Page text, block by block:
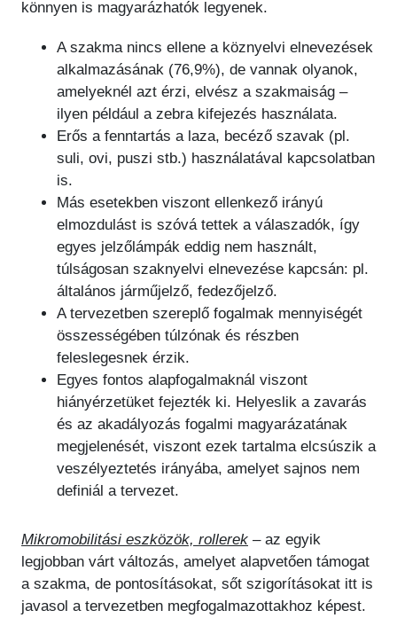
könnyen is magyarázhatók legyenek.
A szakma nincs ellene a köznyelvi elnevezések
alkalmazásának (76,9%), de vannak olyanok,
amelyeknél azt érzi, elvész a szakmaiság –
ilyen például a zebra kifejezés használata.
Erős a fenntartás a laza, becéző szavak (pl.
suli, ovi, puszi stb.) használatával kapcsolatban
is.
Más esetekben viszont ellenkező irányú
elmozdulást is szóvá tettek a válaszadók, így
egyes jelzőlámpák eddig nem használt,
túlságosan szaknyelvi elnevezése kapcsán: pl.
általános járműjelző, fedezőjelző.
A tervezetben szereplő fogalmak mennyiségét
összességében túlzónak és részben
feleslegesnek érzik.
Egyes fontos alapfogalmaknál viszont
hiányérzetüket fejezték ki. Helyeslik a zavarás
és az akadályozás fogalmi magyarázatának
megjelenését, viszont ezek tartalma elcsúszik a
veszélyeztetés irányába, amelyet sajnos nem
definiál a tervezet.
Mikromobilitási eszközök, rollerek – az egyik
legjobban várt változás, amelyet alapvetően támogat
a szakma, de pontosításokat, sőt szigorításokat itt is
javasol a tervezetben megfogalmazottakhoz képest.